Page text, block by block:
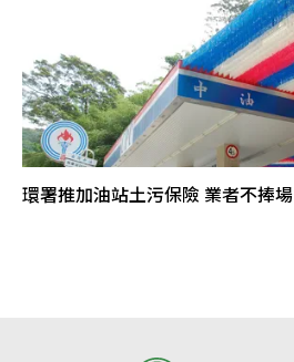
環署推加油站土污保險 業者不捧場